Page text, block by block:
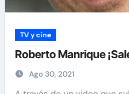
TV y cine
Roberto Manrique
Ago 30, 2021